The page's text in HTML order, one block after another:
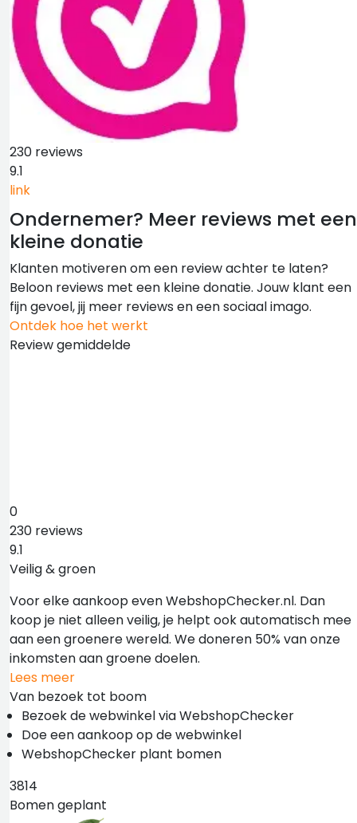
230 reviews
9.1
link
Ondernemer? Meer reviews met een
kleine donatie
Klanten motiveren om een review achter te laten?
Beloon reviews met een kleine donatie. Jouw klant een
fijn gevoel, jij meer reviews en een sociaal imago.
Ontdek hoe het werkt
Review gemiddelde
0
230 reviews
9.1
Veilig & groen
Voor elke aankoop even WebshopChecker.nl. Dan
koop je niet alleen veilig, je helpt ook automatisch mee
aan een groenere wereld. We doneren 50% van onze
inkomsten aan groene doelen.
Lees meer
Van bezoek tot boom
Bezoek de webwinkel via WebshopChecker
Doe een aankoop op de webwinkel
WebshopChecker plant bomen
3814
Bomen geplant